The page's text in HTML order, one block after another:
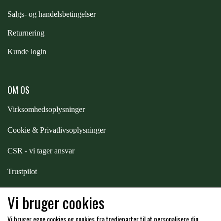
PREMIER EQUINE KØLETERAPI
PREMIER EQUINE GROOMING & STALD
PHARMACARE
RACING TACK
Salgs- og handelsbetingelser
Returnering
Kunde login
OM OS
Virksomhedsoplysninger
Cookie & Privatlivsoplysninger
CSR - vi tager ansvar
Trustpilot
Vi bruger cookies
Vi bruger egne cookies og cookies fra tredjeparter til at personalisere din